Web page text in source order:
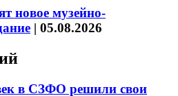
новое музейно-
| 05.08.2026
в СЗФО решили свои